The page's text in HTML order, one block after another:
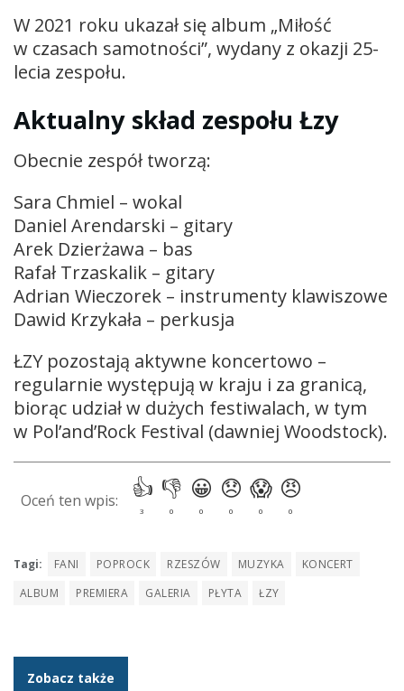
W 2021 roku ukazał się album „Miłość
w czasach samotności”, wydany z okazji 25-
lecia zespołu.
Aktualny skład zespołu Łzy
Obecnie zespół tworzą:
Sara Chmiel – wokal
Daniel Arendarski – gitary
Arek Dzierżawa – bas
Rafał Trzaskalik – gitary
Adrian Wieczorek – instrumenty klawiszowe
Dawid Krzykała – perkusja
ŁZY pozostają aktywne koncertowo –
regularnie występują w kraju i za granicą,
biorąc udział w dużych festiwalach, w tym
w Pol’and’Rock Festival (dawniej Woodstock).
Tagi: FANI POPROCK RZESZÓW MUZYKA
KONCERT
ALBUM
PREMIERA GALERIA PŁYTA ŁZY
Zobacz także